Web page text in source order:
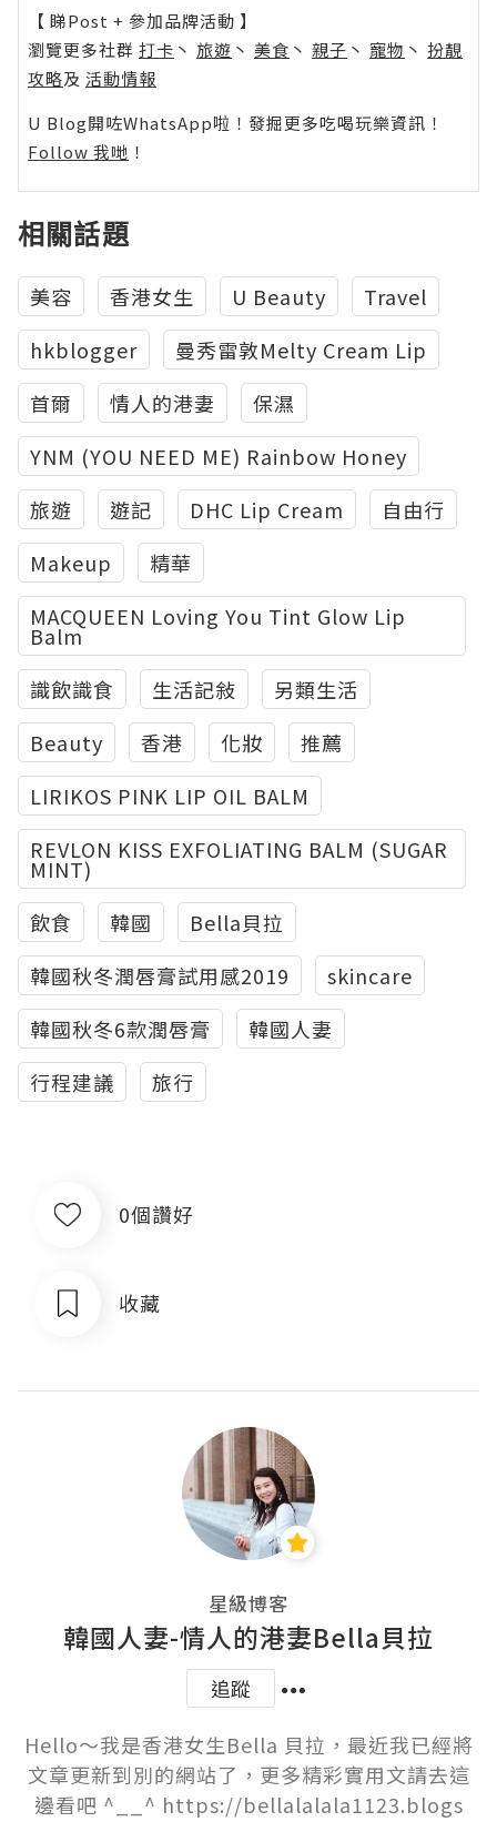
【 睇Post + 參加品牌活動 】
瀏覽更多社群 打卡 丶 旅遊 丶 美食 丶 親子 丶 寵物 丶 扮靚
攻略及 活動情報
U Blog開咗WhatsApp啦！發掘更多吃喝玩樂資訊！
Follow 我哋 ！
相關話題
美容 香港女生 U Beauty
Travel
hkblogger
曼秀雷敦Melty Cream Lip
首爾
情人的港妻
保濕
YNM (YOU NEED ME) Rainbow Honey
旅遊
遊記 DHC Lip Cream
自由行
Makeup
精華
MACQUEEN Loving You Tint Glow Lip
Balm
識飲識食
生活記敍
另類生活
Beauty
香港 化妝
推薦
LIRIKOS PINK LIP OIL BALM
REVLON KISS EXFOLIATING BALM (SUGAR
MINT)
飲食
韓國
Bella貝拉
韓國秋冬潤唇膏試用感2019
skincare
韓國秋冬6款潤唇膏
韓國人妻
行程建議
旅行
0個讚好
收藏
星級博客
韓國人妻-情人的港妻Bella貝拉
追蹤
Hello～我是香港女生Bella 貝拉，最近我已經將
文章更新到別的網站了，更多精彩實用文請去這
邊看吧 ^__^ https://bellalalala1123.blogs